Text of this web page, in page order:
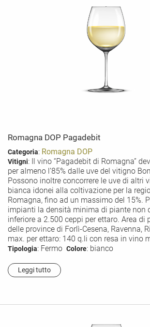
Romagna DOP Pagadebit
Categoria: Romagna DOP
Vitigni: Il vino “Pagadebit di Romagna”
per almeno l’85% dalle uve del vitigno
Possono inoltre concorrere le uve di altri
bianca idonei alla coltivazione per la
Romagna, fino ad un massimo del 15%.
impianti la densità minima di piante non
inferiore a 2.500 ceppi per ettaro. Area di
delle province di Forlì-Cesena, Ravenna,
max. per ettaro: 140 q.li con resa in vino
Tipologia: Fermo Colore: bianco
Leggi tutto